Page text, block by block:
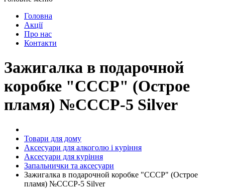
Головна
Акції
Про нас
Контакти
Зажигалка в подарочной
коробке "СССР" (Острое
пламя) №СССР-5 Silver
Товари для дому
Аксесуари для алкоголю і куріння
Аксесуари для куріння
Запальнички та аксесуари
Зажигалка в подарочной коробке "СССР" (Острое
пламя) №СССР-5 Silver